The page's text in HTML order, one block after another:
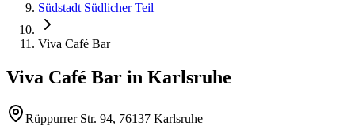
Südstadt Südlicher Teil
Viva Café Bar
Viva Café Bar in Karlsruhe
Rüppurrer Str. 94, 76137 Karlsruhe